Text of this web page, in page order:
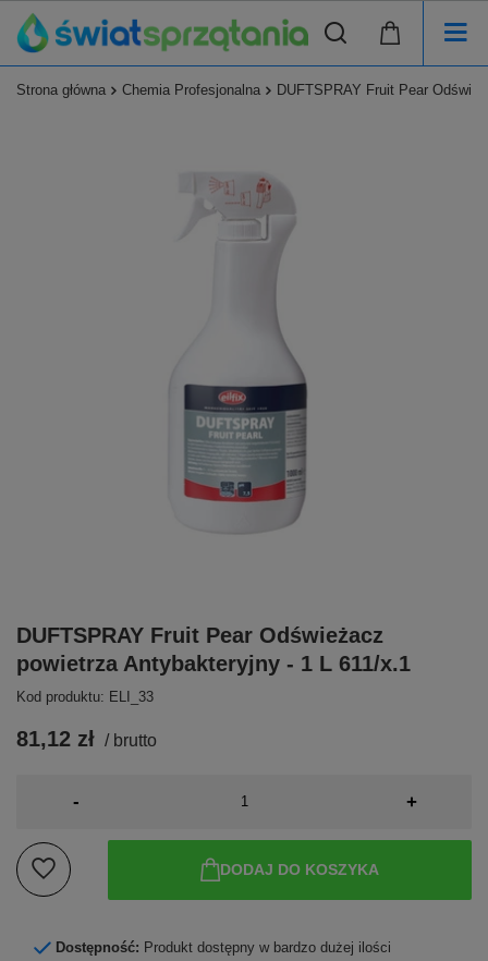
Strona główna Chemia Profesjonalna DUFTSPRAY Fruit Pear
DUFTSPRAY Fruit Pear Odświeżacz
powietrza Antybakteryjny - 1 L 611/x.1
Kod produktu: ELI_33
81,12 zł / brutto
- +
DODAJ DO KOSZYKA
Dostępność: Produkt dostępny w bardzo dużej ilości